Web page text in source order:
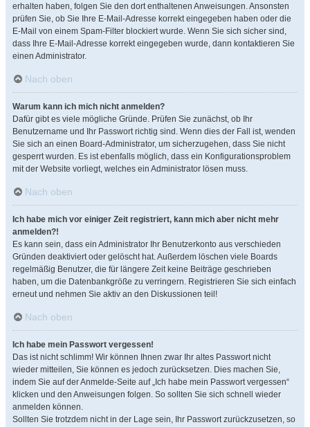
erhalten haben, folgen Sie den dort enthaltenen Anweisungen. Ansonsten
prüfen Sie, ob Sie Ihre E-Mail-Adresse korrekt eingegeben haben oder die
E-Mail von einem Spam-Filter blockiert wurde. Wenn Sie sich sicher sind,
dass Ihre E-Mail-Adresse korrekt eingegeben wurde, dann kontaktieren Sie
einen Administrator.
Nach oben
Warum kann ich mich nicht anmelden?
Dafür gibt es viele mögliche Gründe. Prüfen Sie zunächst, ob Ihr
Benutzername und Ihr Passwort richtig sind. Wenn dies der Fall ist, wenden
Sie sich an einen Board-Administrator, um sicherzugehen, dass Sie nicht
gesperrt wurden. Es ist ebenfalls möglich, dass ein Konfigurationsproblem
mit der Website vorliegt, welches ein Administrator lösen muss.
Nach oben
Ich habe mich vor einiger Zeit registriert, kann mich aber nicht mehr
anmelden?!
Es kann sein, dass ein Administrator Ihr Benutzerkonto aus verschieden
Gründen deaktiviert oder gelöscht hat. Außerdem löschen viele Boards
regelmäßig Benutzer, die für längere Zeit keine Beiträge geschrieben
haben, um die Datenbankgröße zu verringern. Registrieren Sie sich einfach
erneut und nehmen Sie aktiv an den Diskussionen teil!
Nach oben
Ich habe mein Passwort vergessen!
Das ist nicht schlimm! Wir können Ihnen zwar Ihr altes Passwort nicht
wieder mitteilen, Sie können es jedoch zurücksetzen. Dies machen Sie,
indem Sie auf der Anmelde-Seite auf „Ich habe mein Passwort vergessen“
klicken und den Anweisungen folgen. So sollten Sie sich schnell wieder
anmelden können.
Sollten Sie trotzdem nicht in der Lage sein, Ihr Passwort zurückzusetzen, so